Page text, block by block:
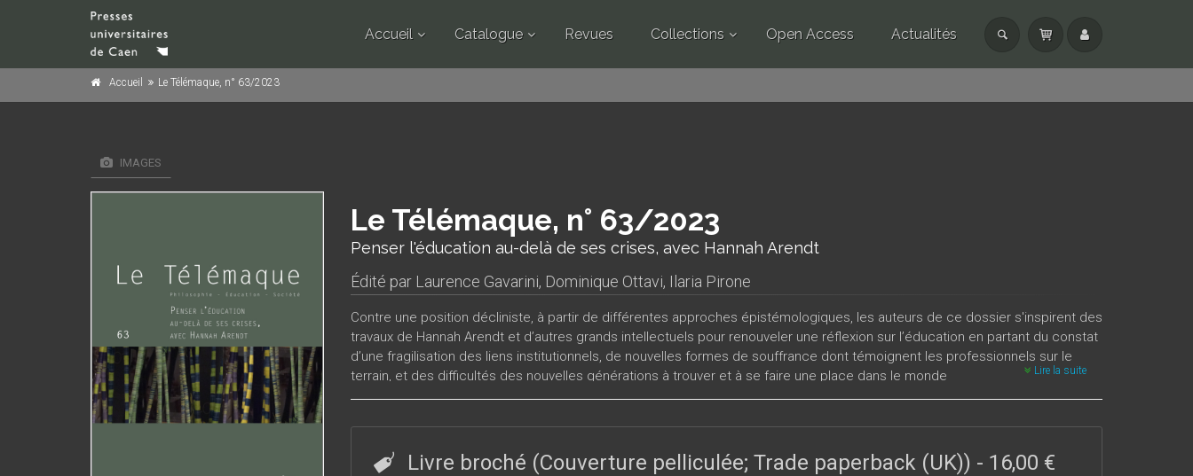
Accueil Catalogue Revues Collections Open Access Actualités
Accueil Le Télémaque, n° 63/2023
IMAGES
Le Télémaque, n° 63/2023
Penser l'éducation au-delà de ses crises, avec Hannah Arendt
Édité par Laurence Gavarini, Dominique Ottavi, Ilaria Pirone
Contre une position décliniste, à partir de différentes approches épistémologiques, les auteurs de ce dossier s'inspirent des
travaux de Hannah Arendt et d’autres grands intellectuels pour renouveler une réflexion sur l’éducation en partant du constat
d’une fragilisation des liens institutionnels, de nouvelles formes de souffrance dont témoignent les professionnels sur le
terrain, et des difficultés des nouvelles générations à trouver et à se faire une place dans le monde
Lire la suite
Livre broché (Couverture pelliculée; Trade paperback (UK)) - 16,00 €